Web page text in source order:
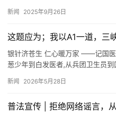
新闻 2025年9月26日
这题应为；我以A1一道，三
银针济苍生 仁心暖万家 ——记国
葱少年到白发医者,从兵团卫生员
新闻 2026年5月28日
普法宣传 | 拒绝网络谣言，